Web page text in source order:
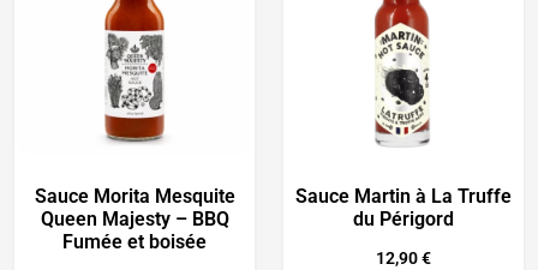
Sauce Morita Mesquite
Queen Majesty – BBQ
Fumée et boisée
Sauce Martin à La Truffe
du Périgord
12,90€